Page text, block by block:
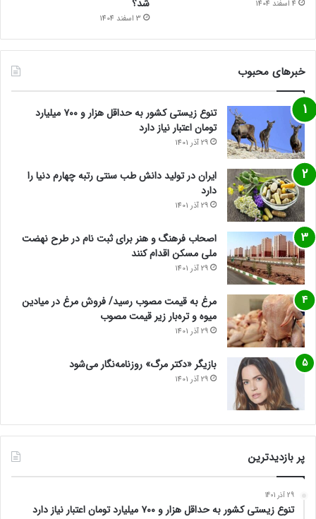
4 اسفند 1404 شد؟
3 اسفند 1404
خبرهای محبوب
تنوع زیستی کشور به حداقل هزار و ۷۰۰ میلیارد
تومان اعتبار نیاز دارد
29 آذر 1401
ایران در تولید دانش طب سنتی رتبه چهارم دنیا را
دارد
29 آذر 1401
اصحاب فرهنگ و هنر برای ثبت نام در طرح نهضت
ملی مسکن اقدام کنند
29 آذر 1401
مرغ به قیمت مصوب رسید/ فروش مرغ در میادین
میوه و تره‌بار زیر قیمت مصوب
29 آذر 1401
بازیگر «دکتر مرگ» روزنامه‌نگار می‌شود
29 آذر 1401
پر بازدیدترین
29 آذر 1401
تنوع زیستی کشور به حداقل هزار و ۷۰۰ میلیارد تومان اعتبار نیاز دارد